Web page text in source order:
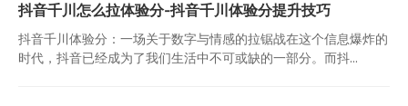
抖音千川怎么拉体验分-抖音千川体验分提升技巧
抖音千川体验分：一场关于数字与情感的拉锯战在这个信息爆炸的
时代，抖音已经成为了我们生活中不可或缺的一部分。而抖...